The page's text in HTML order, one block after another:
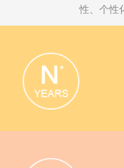
性、个性